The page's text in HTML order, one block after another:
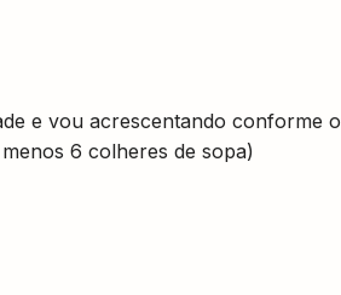
e vou acrescentando conforme o
6 colheres de sopa)